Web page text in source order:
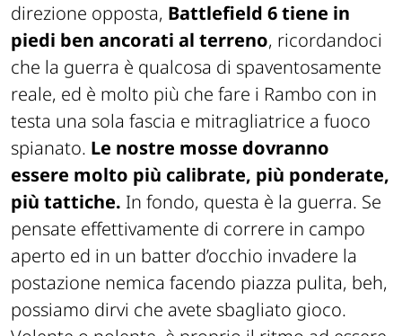
direzione opposta, Battlefield 6 tiene in
piedi ben ancorati al terreno, ricordandoci
che la guerra è qualcosa di spaventosamente
reale, ed è molto più che fare i Rambo con in
testa una sola fascia e mitragliatrice a fuoco
spianato. Le nostre mosse dovranno
essere molto più calibrate, più ponderate,
più tattiche. In fondo, questa è la guerra. Se
pensate effettivamente di correre in campo
aperto ed in un batter d’occhio invadere la
postazione nemica facendo piazza pulita, beh,
possiamo dirvi che avete sbagliato gioco.